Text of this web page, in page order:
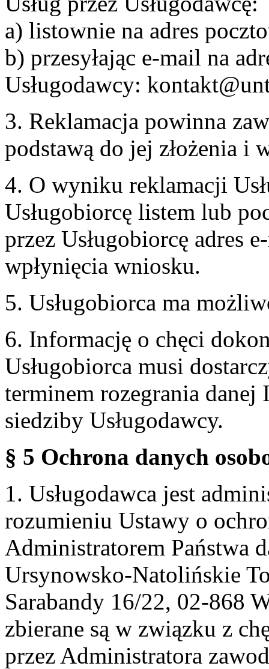
a) listownie na adres
b) przesyłając e-mail na
Usługodawcy:
3. Reklamacja powinna
podstawą do jej złożenia i
4. O wyniku reklamacji
Usługobiorcę listem lub
przez Usługobiorcę adres
wpłynięcia wniosku.
5. Usługobiorca ma
6. Informację o chęci
Usługobiorca musi
terminem rozegrania
siedziby Usługodawcy.
§ 5 Ochrona danych
1. Usługodawca jest
rozumieniu Ustawy o
Administratorem Państwa
Ursynowsko-Natolińskie
Sarabandy 16/22, 02-868
zbierane są w związku z
przez Administratora